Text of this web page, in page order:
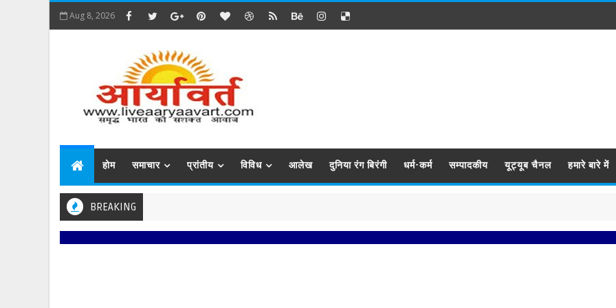
Aug 8, 2026
होम समाचार प्रांतीय विविध आलेख दुनिया रंग बिरंगी धर्म-कर्म सम्पादकीय यूट्यूब चैनल हमारे बारे में
BREAKING